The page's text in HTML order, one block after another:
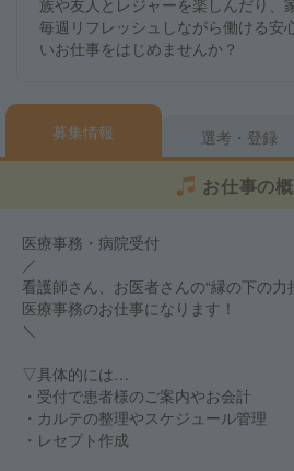
族や友人とレジャーを楽しんだり
毎週リフレッシュしながら働ける安
いお仕事をはじめませんか？
募集情報 選考・登録
お仕事の
医療事務・病院受付
／
看護師さん、お医者さんの“縁の下の力
医療事務のお仕事になります！
＼
▽具体的には…
・受付で患者様のご案内やお会計
・カルテの整理やスケジュール管理
・レセプト作成